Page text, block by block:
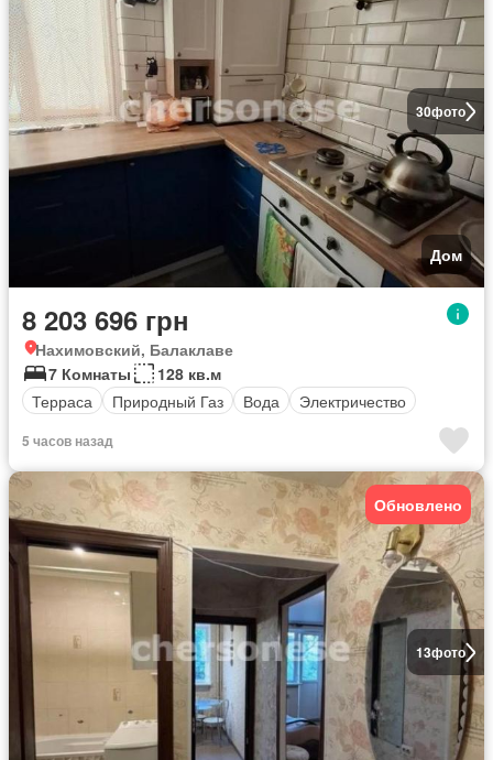
30фото
Дом
8 203 696 грн
Нахимовский, Балаклаве
7 Комнаты
128 кв.м
Терраса
Природный Газ Вода Электричество
5 часов назад
13фото
Обновлено